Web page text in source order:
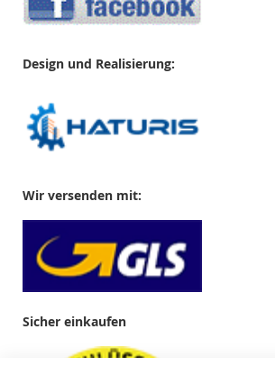
Design und Realisierung:
Wir versenden mit:
Sicher einkaufen